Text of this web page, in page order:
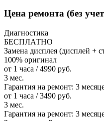
Цена ремонта (без
Диагностика
БЕСПЛАТНО
Замена дисплея (дисплей +
100% оригинал
от 1 часа / 4990 руб.
3 мес.
Гарантия на ремонт: 3
от 1 часа / 3490 руб.
3 мес.
Гарантия на ремонт: 3